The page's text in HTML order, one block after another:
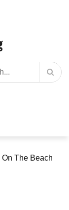
The Beach